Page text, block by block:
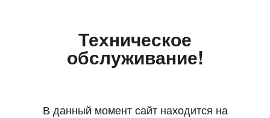
Техническое
обслуживание!
В данный момент сайт находится на